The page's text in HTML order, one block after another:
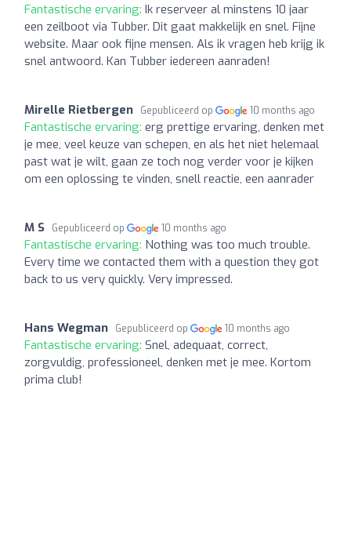
Fantastische ervaring: Ik reserveer al minstens 10 jaar
een zeilboot via Tubber. Dit gaat makkelijk en snel. Fijne
website. Maar ook fijne mensen. Als ik vragen heb krijg ik
snel antwoord. Kan Tubber iedereen aanraden!
Mirelle Rietbergen Gepubliceerd op 10 months ago
Fantastische ervaring: erg prettige ervaring, denken met
je mee, veel keuze van schepen, en als het niet helemaal
past wat je wilt, gaan ze toch nog verder voor je kijken
om een oplossing te vinden, snell reactie, een aanrader
M S Gepubliceerd op 10 months ago
Fantastische ervaring: Nothing was too much trouble.
Every time we contacted them with a question they got
back to us very quickly. Very impressed.
Hans Wegman Gepubliceerd op 10 months ago
Fantastische ervaring: Snel, adequaat, correct,
zorgvuldig, professioneel, denken met je mee. Kortom
prima club!